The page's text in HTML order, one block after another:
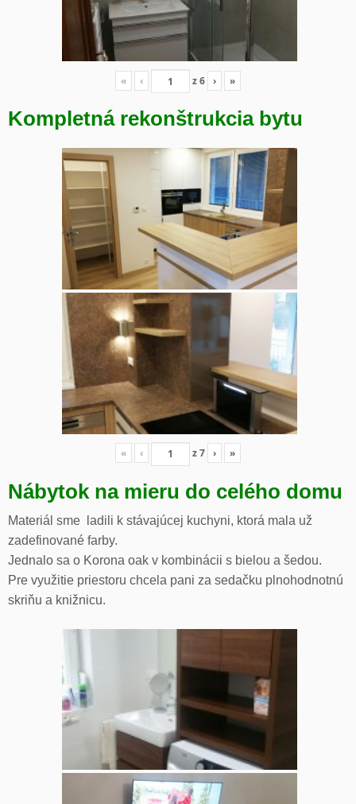
« ‹ z6 › »
Kompletná rekonštrukcia bytu
« ‹ z7 › »
Nábytok na mieru do celého domu
Materiál sme ladili k stávajúcej kuchyni, ktorá mala už
zadefinované farby.
Jednalo sa o Korona oak v kombinácii s bielou a šedou.
Pre využitie priestoru chcela pani za sedačku plnohodnotnú
skriňu a knižnicu.